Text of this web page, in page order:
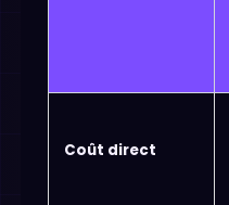
Coût direct